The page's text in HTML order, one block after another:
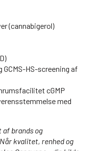
(cannabigerol)
HS-screening af
cGMP
med
brands og
kvalitet, renhed og